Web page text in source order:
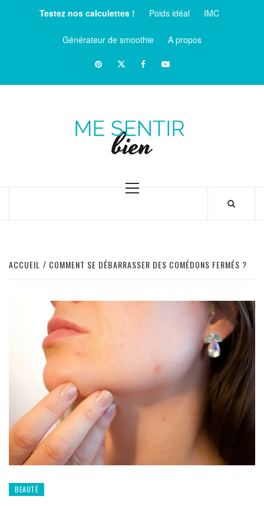
Testez nos calculettes ! Poids idéal IMC
Générateur de smoothie
A propos
PinterestTwitterfacebookYoutube
Menu
ACCUEIL COMMENT SE DÉBARRASSER DES COMÉDONS FERMÉS ?
BEAUTÉ